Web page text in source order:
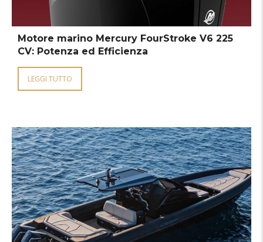
Motore marino Mercury FourStroke V6 225
CV: Potenza ed Efficienza
LEGGI TUTTO